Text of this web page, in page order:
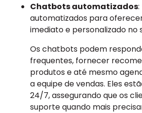
Chatbots automatizados
automatizados para
imediato e personalizado no
Os chatbots podem
frequentes, fornecer
produtos e até mesmo
a equipe de vendas. Eles
24/7, assegurando que os
suporte quando mais